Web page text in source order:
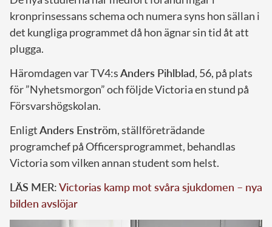
kronprinsessans schema och numera syns hon sällan i
det kungliga programmet då hon ägnar sin tid åt att
plugga.
Häromdagen var TV4:sAnders Pihlblad, 56, på plats
för ”Nyhetsmorgon” och följde Victoria en stund på
Försvarshögskolan.
EnligtAnders Enström, ställföreträdande
programchef på Officersprogrammet, behandlas
Victoria som vilken annan student som helst.
LÄS MER:Victorias kamp mot svåra sjukdomen – nya
bilden avslöjar